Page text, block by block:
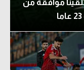
موافقة من